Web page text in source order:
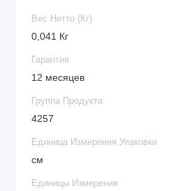
Вес Нетто (Кг)
0,041 Кг
Гарантия
12 месяцев
Группа Продукта
4257
Единица Измерения Упаковки
см
Единицы Измерения